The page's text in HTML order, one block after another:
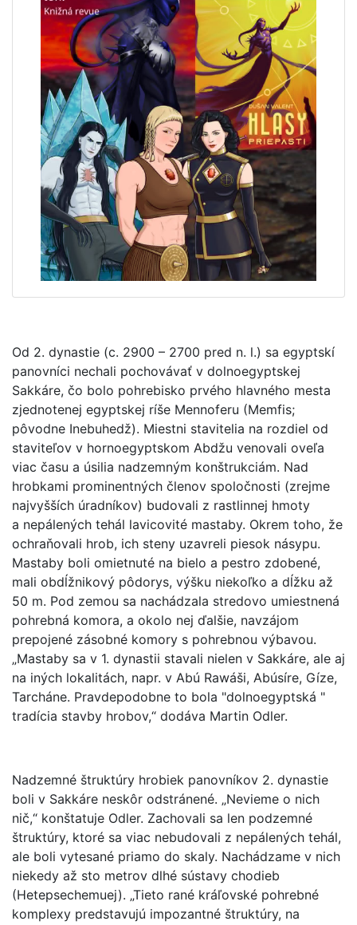
Od 2. dynastie (c. 2900 – 2700 pred n. l.) sa egyptskí
panovníci nechali pochovávať v dolnoegyptskej
Sakkáre, čo bolo pohrebisko prvého hlavného mesta
zjednotenej egyptskej ríše Mennoferu (Memfis;
pôvodne Inebuhedž). Miestni stavitelia na rozdiel od
staviteľov v hornoegyptskom Abdžu venovali oveľa
viac času a úsilia nadzemným konštrukciám. Nad
hrobkami prominentných členov spoločnosti (zrejme
najvyšších úradníkov) budovali z rastlinnej hmoty
a nepálených tehál lavicovité mastaby. Okrem toho, že
ochraňovali hrob, ich steny uzavreli piesok násypu.
Mastaby boli omietnuté na bielo a pestro zdobené,
mali obdĺžnikový pôdorys, výšku niekoľko a dĺžku až
50 m. Pod zemou sa nachádzala stredovo umiestnená
pohrebná komora, a okolo nej ďalšie, navzájom
prepojené zásobné komory s pohrebnou výbavou.
„Mastaby sa v 1. dynastii stavali nielen v Sakkáre, ale aj
na iných lokalitách, napr. v Abú Rawáši, Abúsíre, Gíze,
Tarcháne. Pravdepodobne to bola "dolnoegyptská "
tradícia stavby hrobov,“ dodáva Martin Odler.
Nadzemné štruktúry hrobiek panovníkov 2. dynastie
boli v Sakkáre neskôr odstránené. „Nevieme o nich
nič,“ konštatuje Odler. Zachovali sa len podzemné
štruktúry, ktoré sa viac nebudovali z nepálených tehál,
ale boli vytesané priamo do skaly. Nachádzame v nich
niekedy až sto metrov dlhé sústavy chodieb
(Hetepsechemuej). „Tieto rané kráľovské pohrebné
komplexy predstavujú impozantné štruktúry, na